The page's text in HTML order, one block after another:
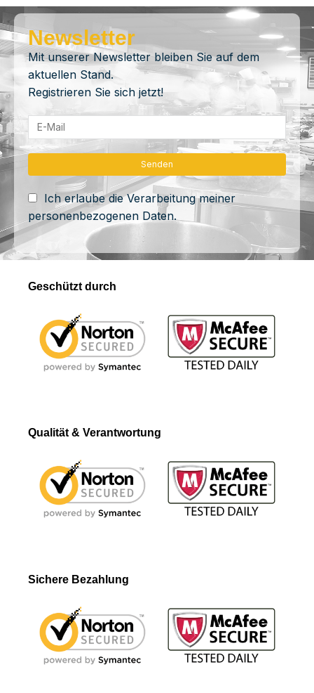
Newsletter
Mit unserer Newsletter bleiben Sie auf dem
aktuellen Stand.
Registrieren Sie sich jetzt!
Ich erlaube die Verarbeitung meiner
personenbezogenen Daten.
Geschützt durch
Qualität & Verantwortung
Sichere Bezahlung